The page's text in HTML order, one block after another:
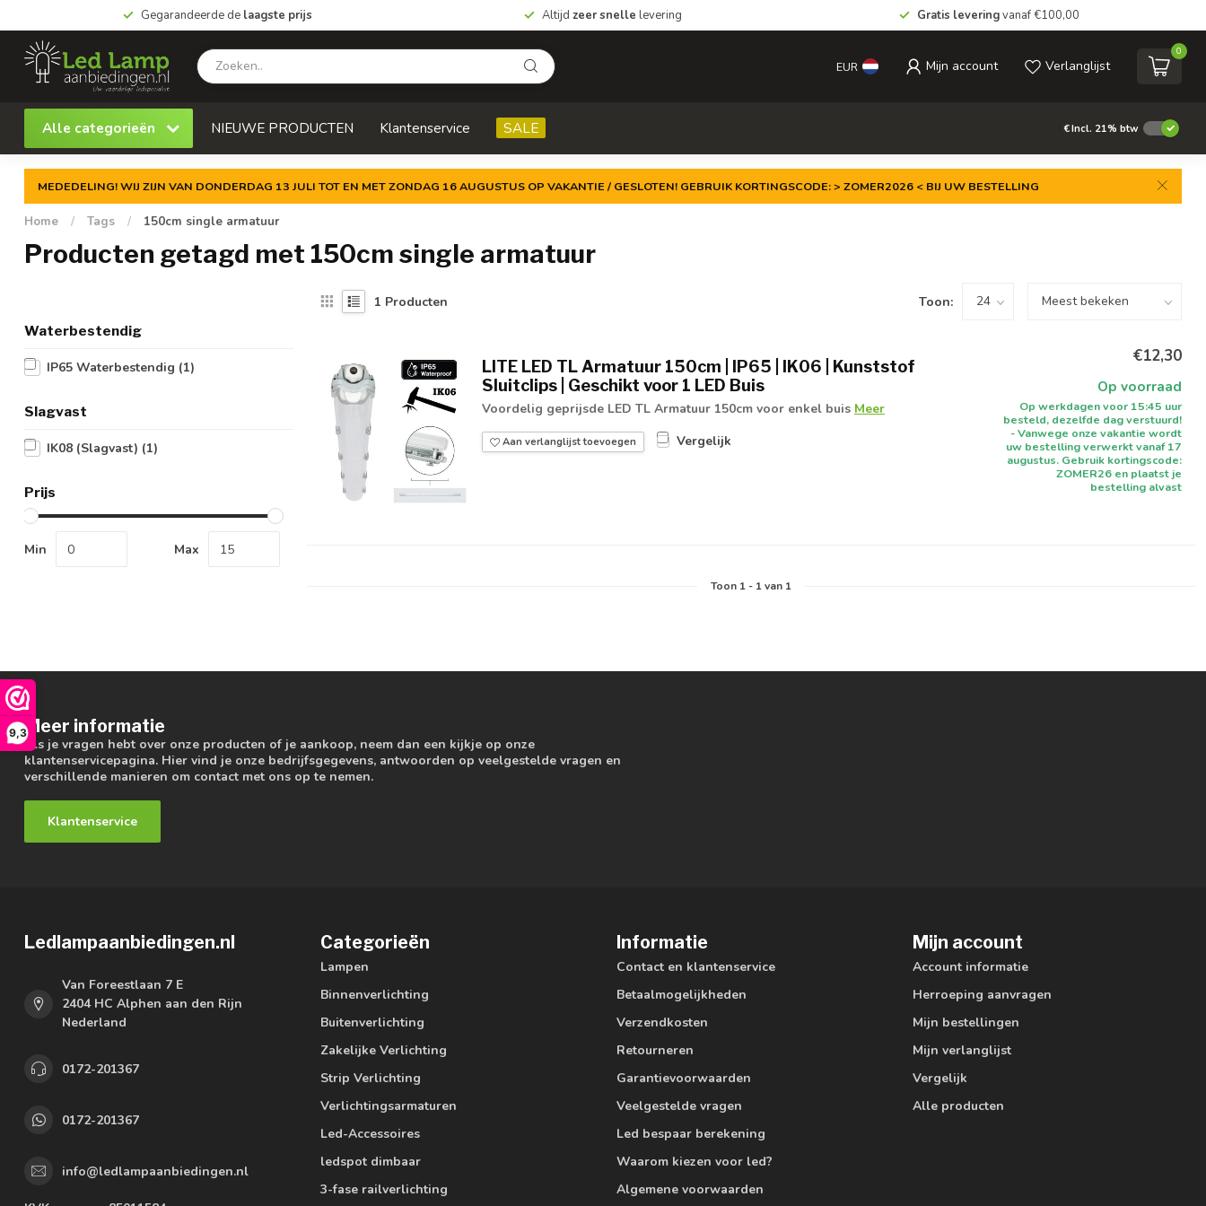
9,3
Gegarandeerde de laagste prijs Altijd zeer snelle levering Gratis leveringvanaf €100,00
EUR Mijn account Verlanglijst
0
Alle categorieën NIEUWE PRODUCTEN Klantenservice SALE €Incl. 21% btw
MEDEDELING! WIJ ZIJN VAN DONDERDAG 13 JULI TOT EN MET ZONDAG 16 AUGUSTUS OP VAKANTIE / GESLOTEN! GEBRUIK KORTINGSCODE: > ZOMER2026 < BIJ UW BESTELLING
Home / Tags / 150cm single armatuur
Producten getagd met 150cm single armatuur
Waterbestendig
IP65 Waterbestendig (1)
Slagvast
IK08 (Slagvast) (1)
Prijs
Min Max
1 Producten Toon:
LITE LED TL Armatuur 150cm | IP65 | IK06 | Kunststof
Sluitclips | Geschikt voor 1 LED Buis
Voordelig geprijsde LED TL Armatuur 150cm voor enkel buis Meer
Aan verlanglijst toevoegen Vergelijk
€12,30
Op voorraad
Op werkdagen voor 15:45 uur
besteld, dezelfde dag verstuurd!
- Vanwege onze vakantie wordt
uw bestelling verwerkt vanaf 17
augustus. Gebruik kortingscode:
ZOMER26 en plaatst je
bestelling alvast
Toon 1- 1van 1
Meer informatie
Als je vragen hebt over onze producten of je aankoop, neem dan een kijkje op onze
klantenservicepagina. Hier vind je onze bedrijfsgegevens, antwoorden op veelgestelde vragen en
verschillende manieren om contact met ons op te nemen.
Klantenservice
Ledlampaanbiedingen.nl
Van Foreestlaan 7 E
2404 HC Alphen aan den Rijn
Nederland
0172-201367
0172-201367
info@ledlampaanbiedingen.nl
Categorieën
Lampen
Binnenverlichting
Buitenverlichting
Zakelijke Verlichting
Strip Verlichting
Verlichtingsarmaturen
Led-Accessoires
ledspot dimbaar
3-fase railverlichting
Informatie
Contact en klantenservice
Betaalmogelijkheden
Verzendkosten
Retourneren
Garantievoorwaarden
Veelgestelde vragen
Led bespaar berekening
Waarom kiezen voor led?
Algemene voorwaarden
Mijn account
Account informatie
Herroeping aanvragen
Mijn bestellingen
Mijn verlanglijst
Vergelijk
Alle producten